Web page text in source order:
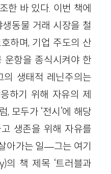
한 바 있다. 이번 책에
동물 거래 시장을 철
하며, 기업 주도의 산
운항을 종식시켜야 한
의 생태적 레닌주의는
하기 위해 자유의 제
모두가 ‘전시’에 해당
생존을 위해 자유를
아가는 일—그는 여기
의 책 제목 ‘트러블과